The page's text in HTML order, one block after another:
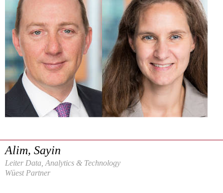
Alim, Sayin
Leiter Data, Analytics & Technology
Wüest Partner